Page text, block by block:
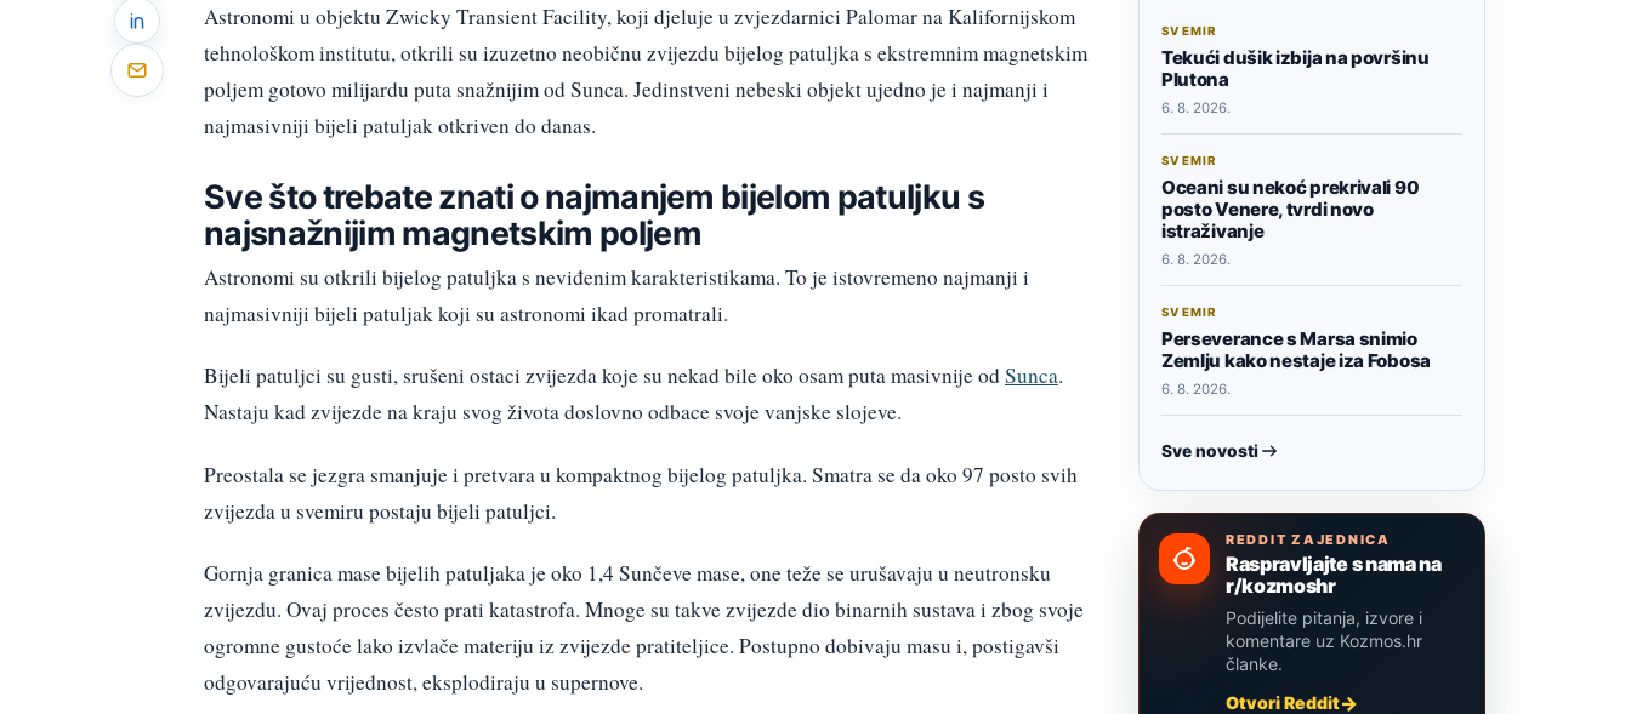
Astronomi u objektu Zwicky Transient Facility, koji djeluje u zvjezdarnici Palomar na Kalifornijskom
tehnološkom institutu, otkrili su izuzetno neobičnu zvijezdu bijelog patuljka s ekstremnim magnetskim
poljem gotovo milijardu puta snažnijim od Sunca. Jedinstveni nebeski objekt ujedno je i najmanji i
najmasivniji bijeli patuljak otkriven do danas.
Sve što trebate znati o najmanjem bijelom patuljku s
najsnažnijim magnetskim poljem
Astronomi su otkrili bijelog patuljka s neviđenim karakteristikama. To je istovremeno najmanji i
najmasivniji bijeli patuljak koji su astronomi ikad promatrali.
Bijeli patuljci su gusti, srušeni ostaci zvijezda koje su nekad bile oko osam puta masivnije odSunca.
Nastaju kad zvijezde na kraju svog života doslovno odbace svoje vanjske slojeve.
Preostala se jezgra smanjuje i pretvara u kompaktnog bijelog patuljka. Smatra se da oko 97 posto svih
zvijezda u svemiru postaju bijeli patuljci.
Gornja granica mase bijelih patuljaka je oko 1,4 Sunčeve mase, one teže se urušavaju u neutronsku
zvijezdu. Ovaj proces često prati katastrofa. Mnoge su takve zvijezde dio binarnih sustava i zbog svoje
ogromne gustoće lako izvlače materiju iz zvijezde pratiteljice. Postupno dobivaju masu i, postigavši ​​
odgovarajuću vrijednost, eksplodiraju u supernove.
SVEMIR
Tekući dušik izbija na površinu
Plutona
6. 8. 2026.
SVEMIR
Oceani su nekoć prekrivali 90
posto Venere, tvrdi novo
istraživanje
6. 8. 2026.
SVEMIR
Perseverance s Marsa snimio
Zemlju kako nestaje iza Fobosa
6. 8. 2026.
Sve novosti
REDDIT ZAJEDNICA
Raspravljajte s nama na
r/kozmoshr
Podijelite pitanja, izvore i
komentare uz Kozmos.hr
članke.
Otvori Reddit